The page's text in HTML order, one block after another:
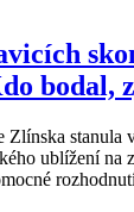
bodal,
Zlínska stanula
ublížení na